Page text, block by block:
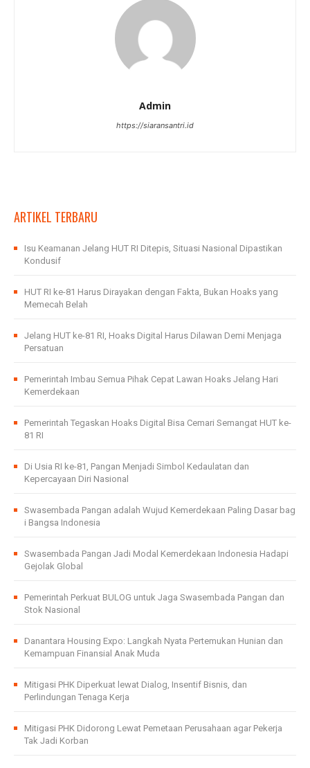
Admin
https://siaransantri.id
ARTIKEL TERBARU
Isu Keamanan Jelang HUT RI Ditepis, Situasi Nasional Dipastikan
Kondusif
HUT RI ke-81 Harus Dirayakan dengan Fakta, Bukan Hoaks yang
Memecah Belah
Jelang HUT ke-81 RI, Hoaks Digital Harus Dilawan Demi Menjaga
Persatuan
Pemerintah Imbau Semua Pihak Cepat Lawan Hoaks Jelang Hari
Kemerdekaan
Pemerintah Tegaskan Hoaks Digital Bisa Cemari Semangat HUT ke-
81 RI
Di Usia RI ke-81, Pangan Menjadi Simbol Kedaulatan dan
Kepercayaan Diri Nasional
Swasembada Pangan adalah Wujud Kemerdekaan Paling Dasar bag
i Bangsa Indonesia
Swasembada Pangan Jadi Modal Kemerdekaan Indonesia Hadapi
Gejolak Global
Pemerintah Perkuat BULOG untuk Jaga Swasembada Pangan dan
Stok Nasional
Danantara Housing Expo: Langkah Nyata Pertemukan Hunian dan
Kemampuan Finansial Anak Muda
Mitigasi PHK Diperkuat lewat Dialog, Insentif Bisnis, dan
Perlindungan Tenaga Kerja
Mitigasi PHK Didorong Lewat Pemetaan Perusahaan agar Pekerja
Tak Jadi Korban